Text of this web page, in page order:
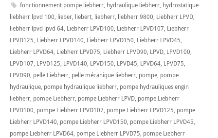
fonctionnement pompe liebherr, hydraulique liebherr, hydrostatique
liebherr lpvd 100, lieber, liebert, liebherr, liebherr 9800, Liebherr LPVD,
liebherr lpvd lpvd 64, Liebherr LPVD100, Liebherr LPVD107, Liebherr
LPVD125, Liebherr LPVD140, Liebherr LPVD150, Liebherr LPVD45,
Liebherr LPVD64, Liebherr LPVD75, Liebherr LPVD90, LPVD, LPVD100,
LPVD107, LPVD125, LPVD140, LPVD150, LPVD45, LPVD64, LPVD75,
LPVD90, pelle Liebherr, pelle mécanique liebherr, pompe, pompe
hydraulique, pompe hydraulique liebherr, pompe hydrauliques engin
liebherr, pompe Liebherr, pompe Liebherr LPVD, pompe Liebherr
LPVD100, pompe Liebherr LPVD107, pompe Liebherr LPVD125, pompe
Liebherr LPVD140, pompe Liebherr LPVD150, pompe Liebherr LPVD45,
pompe Liebherr LPVD64, pompe Liebherr LPVD75, pompe Liebherr